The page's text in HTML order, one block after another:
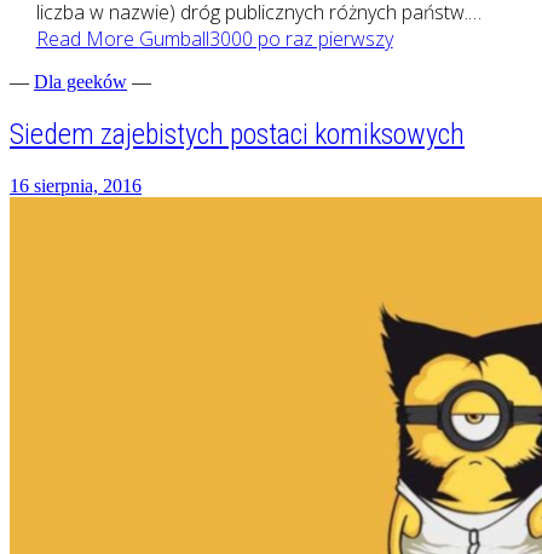
liczba w nazwie) dróg publicznych różnych państw.…
Read More Gumball3000 po raz pierwszy
— Dla geeków —
Siedem zajebistych postaci komiksowych
16 sierpnia, 2016